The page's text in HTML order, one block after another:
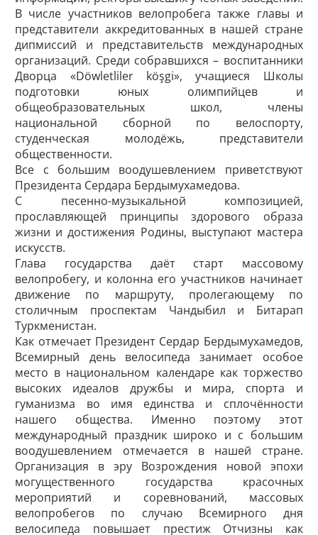
В числе участников велопробега также главы и
представители аккредитованных в нашей стране
дипмиссий и представительств международных
организаций. Среди собравшихся – воспитанники
Дворца «Döwletliler köşgi», учащиеся Школы
подготовки юных олимпийцев и
общеобразовательных школ, члены
национальной сборной по велоспорту,
студенческая молодёжь, представители
общественности.
Все с большим воодушевлением приветствуют
Президента Сердара Бердымухамедова.
С песенно-музыкальной композицией,
прославляющей принципы здорового образа
жизни и достижения Родины, выступают мастера
искусств.
Глава государства даёт старт массовому
велопробегу, и колонна его участников начинает
движение по маршруту, пролегающему по
столичным проспектам Чандыбил и Битарап
Туркменистан.
Как отмечает Президент Сердар Бердымухамедов,
Всемирный день велосипеда занимает особое
место в национальном календаре как торжество
высоких идеалов дружбы и мира, спорта и
гуманизма во имя единства и сплочённости
нашего общества. Именно поэтому этот
международный праздник широко и с большим
воодушевлением отмечается в нашей стране.
Организация в эру Возрождения новой эпохи
могущественного государства красочных
мероприятий и соревнований, массовых
велопробегов по случаю Всемирного дня
велосипеда повышает престиж Отчизны как